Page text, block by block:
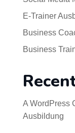
E-Trainer
Business
Business
A WordPress
Ausbildung